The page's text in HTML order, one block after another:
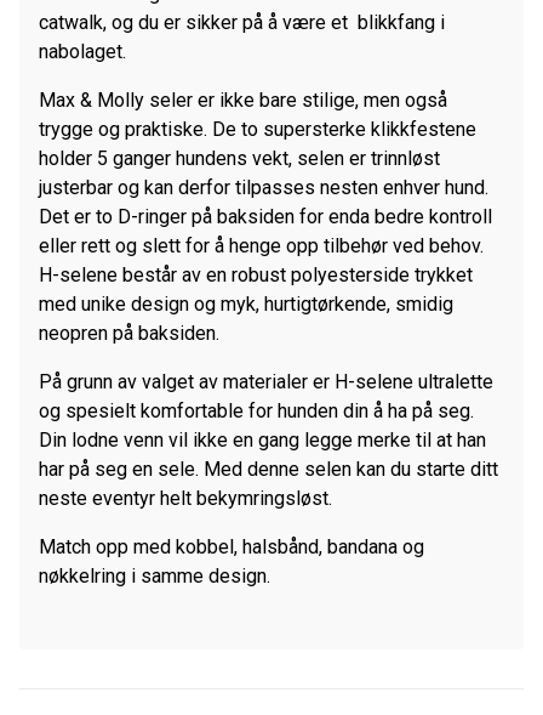
catwalk, og du er sikker på å være et blikkfang i
nabolaget.
Max & Molly seler er ikke bare stilige, men også
trygge og praktiske. De to supersterke klikkfestene
holder 5 ganger hundens vekt, selen er trinnløst
justerbar og kan derfor tilpasses nesten enhver hund.
Det er to D-ringer på baksiden for enda bedre kontroll
eller rett og slett for å henge opp tilbehør ved behov.
H-selene består av en robust polyesterside trykket
med unike design og myk, hurtigtørkende, smidig
neopren på baksiden.
På grunn av valget av materialer er H-selene ultralette
og spesielt komfortable for hunden din å ha på seg.
Din lodne venn vil ikke en gang legge merke til at han
har på seg en sele. Med denne selen kan du starte ditt
neste eventyr helt bekymringsløst.
Match opp med kobbel, halsbånd, bandana og
nøkkelring i samme design.